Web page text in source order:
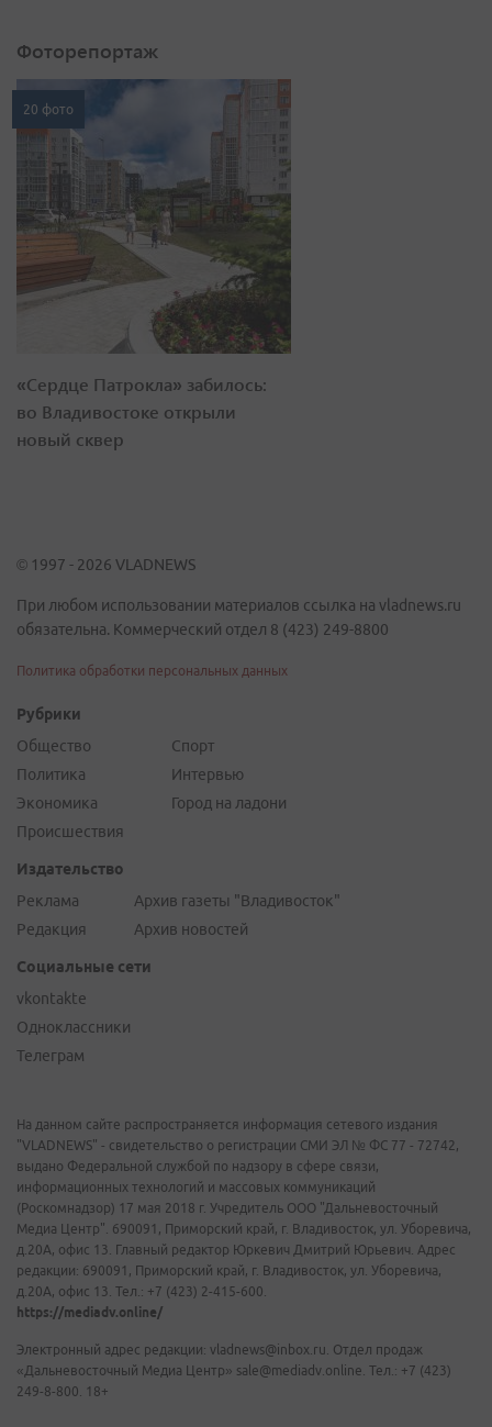
Фоторепортаж
20 фото
«Сердце Патрокла» забилось:
во Владивостоке открыли
новый сквер
© 1997 - 2026 VLADNEWS
При любом использовании материалов ссылка на vladnews.ru
обязательна. Коммерческий отдел 8 (423) 249-8800
Политика обработки персональных данных
Рубрики
Общество
Политика
Экономика
Происшествия
Спорт
Интервью
Город на ладони
Издательство
Реклама
Редакция
Архив газеты "Владивосток"
Архив новостей
Социальные сети
vkontakte
Одноклассники
Телеграм
На данном сайте распространяется информация сетевого издания
"VLADNEWS" - свидетельство о регистрации СМИ ЭЛ № ФС 77 - 72742,
выдано Федеральной службой по надзору в сфере связи,
информационных технологий и массовых коммуникаций
(Роскомнадзор) 17 мая 2018 г. Учредитель ООО "Дальневосточный
Медиа Центр". 690091, Приморский край, г. Владивосток, ул. Уборевича,
д.20А, офис 13. Главный редактор Юркевич Дмитрий Юрьевич. Адрес
редакции: 690091, Приморский край, г. Владивосток, ул. Уборевича,
д.20А, офис 13. Тел.: +7 (423) 2-415-600.
https://mediadv.online/
Электронный адрес редакции: vladnews@inbox.ru. Отдел продаж
«Дальневосточный Медиа Центр» sale@mediadv.online. Тел.: +7 (423)
249-8-800. 18+